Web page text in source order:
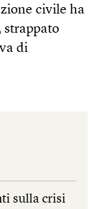
civile ha
strappato
di
sulla crisi